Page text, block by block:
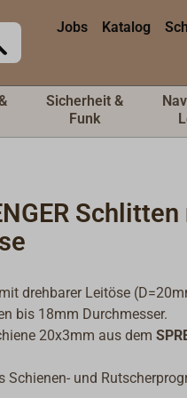
Jobs Katalog
Sicherheit &
Funk
drehbarer Leitöse
bis 18mm Durchmesser.
20x3mm aus dem
Schienen- und